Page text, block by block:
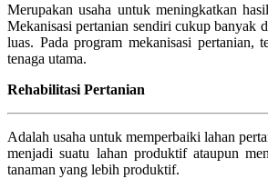
Merupakan usaha untuk meningkatkan
Mekanisasi pertanian sendiri cukup banyak
luas. Pada program mekanisasi pertanian,
tenaga utama.
Rehabilitasi Pertanian
Adalah usaha untuk memperbaiki lahan
menjadi suatu lahan produktif ataupun
tanaman yang lebih produktif.